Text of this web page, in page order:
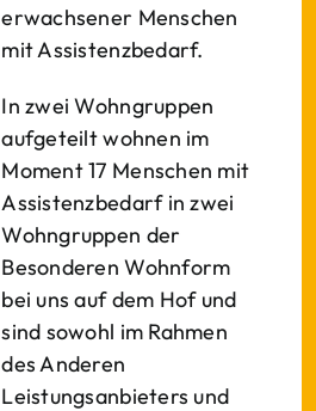
erwachsener Menschen
mit Assistenzbedarf.
In zwei Wohngruppen
aufgeteilt wohnen im
Moment 17 Menschen mit
Assistenzbedarf in zwei
Wohngruppen der
Besonderen Wohnform
bei uns auf dem Hof und
sind sowohl im Rahmen
des Anderen
Leistungsanbieters und